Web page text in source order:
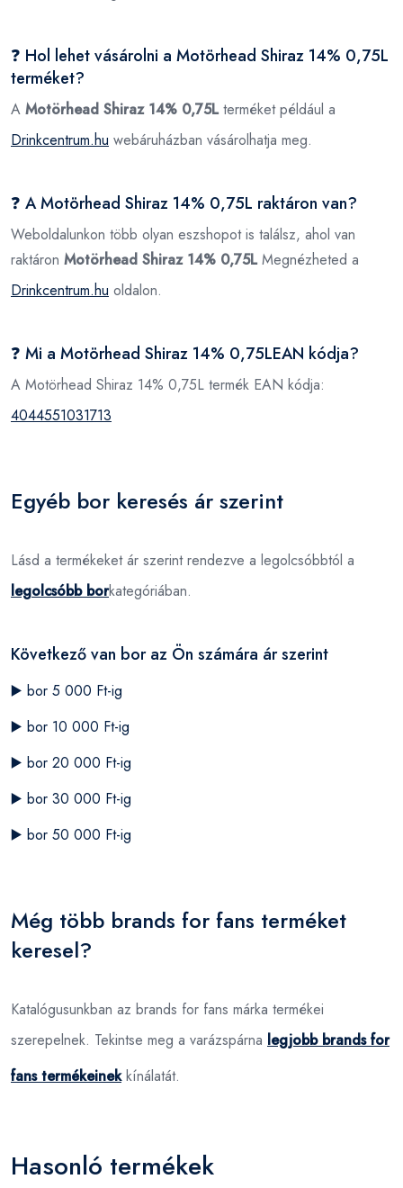
❓ Hol lehet vásárolni a Motörhead Shiraz 14% 0,75L
terméket?
A Motörhead Shiraz 14% 0,75Lterméket például a
Drinkcentrum.hu webáruházban vásárolhatja meg.
❓ A Motörhead Shiraz 14% 0,75L raktáron van?
Weboldalunkon több olyan eszshopot is találsz, ahol van
raktáron Motörhead Shiraz 14% 0,75LMegnézheted a
Drinkcentrum.hu oldalon.
❓ Mi a Motörhead Shiraz 14% 0,75LEAN kódja?
A Motörhead Shiraz 14% 0,75L termék EAN kódja:
4044551031713
Egyéb bor keresés ár szerint
Lásd a termékeket ár szerint rendezve a legolcsóbbtól a
legolcsóbb borkategóriában.
Következő van bor az Ön számára ár szerint
▶️ bor 5 000 Ft-ig
▶️ bor 10 000 Ft-ig
▶️ bor 20 000 Ft-ig
▶️ bor 30 000 Ft-ig
▶️ bor 50 000 Ft-ig
Még több brands for fans terméket
keresel?
Katalógusunkban az brands for fans márka termékei
szerepelnek. Tekintse meg a varázspárna legjobb brands for
fans termékeinekkínálatát.
Hasonló termékek